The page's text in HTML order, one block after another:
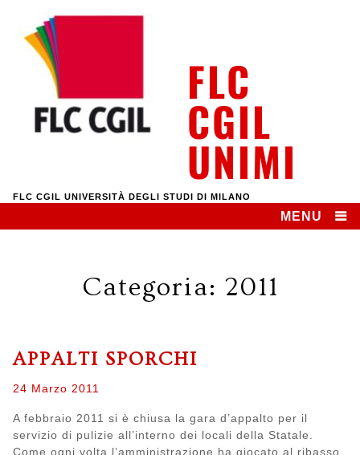
content
FLC
CGIL
UNIMI
FLC CGIL UNIVERSITÀ DEGLI STUDI DI MILANO
MENU
Categoria: 2011
APPALTI SPORCHI
Posted
24 Marzo 2011
A febbraio 2011 si è chiusa la gara d’appalto per il
servizio di pulizie all’interno dei locali della Statale.
Come ogni volta l’amministrazione ha giocato al ribasso